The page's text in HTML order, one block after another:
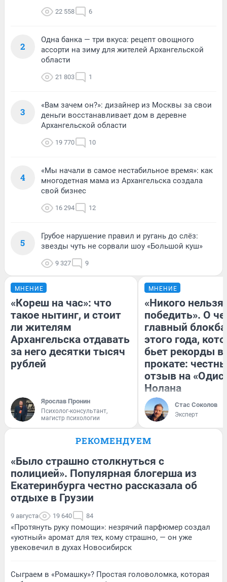
22 558 6
2
Одна банка — три вкуса: рецепт овощного
ассорти на зиму для жителей Архангельской
области
21 803 1
3
«Вам зачем он?»: дизайнер из Москвы за свои
деньги восстанавливает дом в деревне
Архангельской области
19 770 10
4
«Мы начали в самое нестабильное время»: как
многодетная мама из Архангельска создала
свой бизнес
16 294 12
5
Грубое нарушение правил и ругань до слёз:
звезды чуть не сорвали шоу «Большой куш»
9 327 9
МНЕНИЕ
«Кореш на час»: что
такое нытинг, и стоит
ли жителям
Архангельска отдавать
за него десятки тысяч
рублей
Ярослав Пронин
Психолог-консультант,
магистр психологии
МНЕНИЕ
«Никого нельзя
победить». О
главный
этого года,
бьет рекорды в
прокате:
отзыв на
Нолана
Стас Соколов
Эксперт
РЕКОМЕНДУЕМ
«Было страшно столкнуться с
полицией». Популярная блогерша из
Екатеринбурга честно рассказала об
отдыхе в Грузии
9 августа 19 640 84
«Протянуть руку помощи»: незрячий парфюмер создал
«уютный» аромат для тех, кому страшно, — он уже
увековечил в духах Новосибирск
Сыграем в «Ромашку»? Простая головоломка, которая